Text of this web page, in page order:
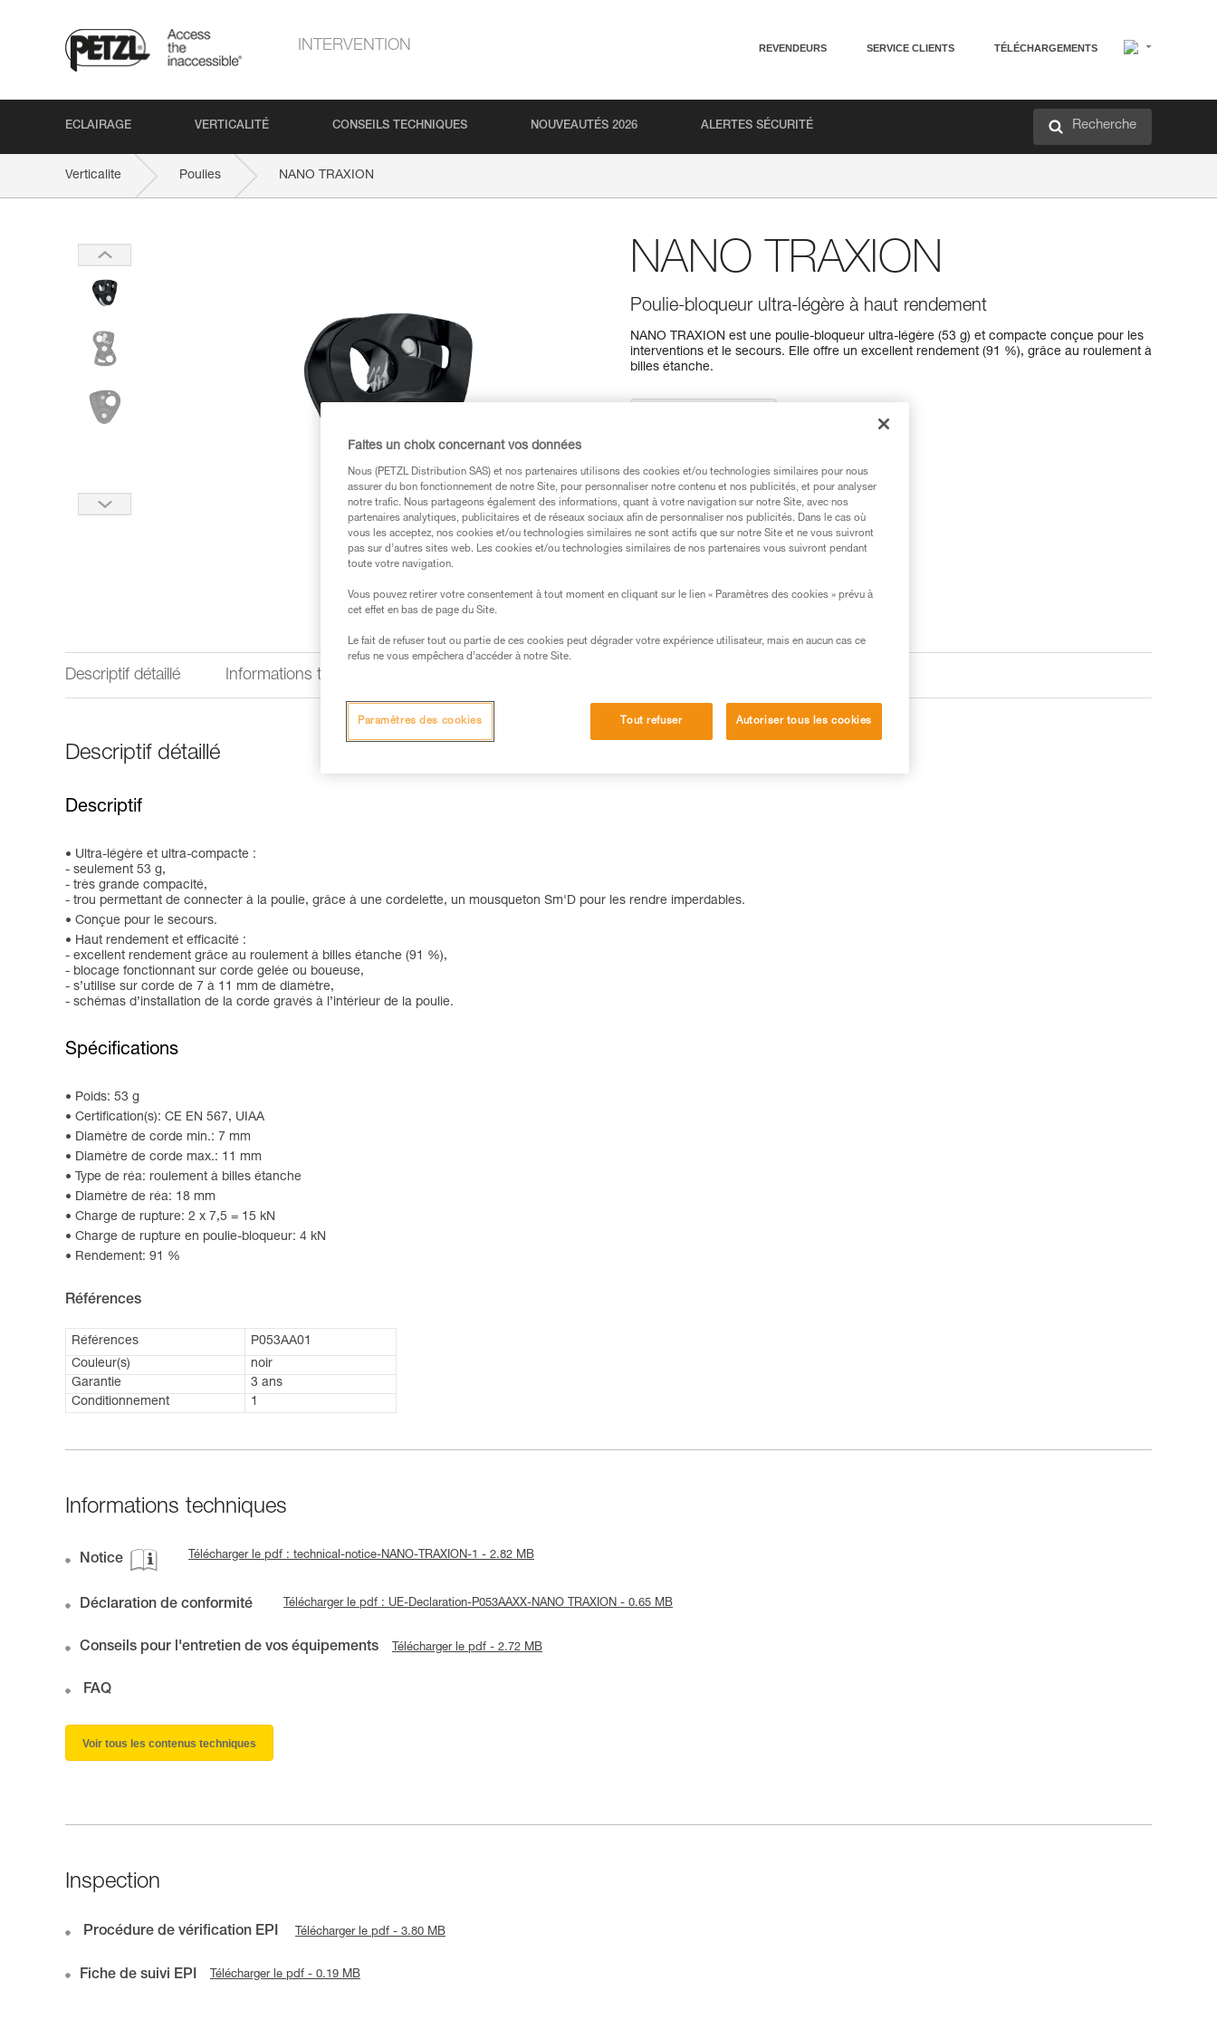
INTERVENTION REVENDEURS SERVICE CLIENTS TÉLÉCHARGEMENTS
ECLAIRAGE VERTICALITÉ CONSEILS TECHNIQUES NOUVEAUTÉS 2026 ALERTES SÉCURITÉ Recherche
Verticalite Poulies NANO TRAXION
NANO TRAXION
Poulie-bloqueur ultra-légère à haut rendement
NANO TRAXION est une poulie-bloqueur ultra-légère (53 g) et compacte conçue pour les
interventions et le secours. Elle offre un excellent rendement (91 %), grâce au roulement à
billes étanche.
Descriptif détaillé Informations techniques
Descriptif détaillé
Descriptif
Ultra-légère et ultra-compacte :
- seulement 53 g,
- très grande compacité,
- trou permettant de connecter à la poulie, grâce à une cordelette, un mousqueton Sm'D pour les rendre imperdables.
Conçue pour le secours.
Haut rendement et efficacité :
- excellent rendement grâce au roulement à billes étanche (91 %),
- blocage fonctionnant sur corde gelée ou boueuse,
- s’utilise sur corde de 7 à 11 mm de diamètre,
- schémas d’installation de la corde gravés à l’intérieur de la poulie.
Spécifications
Poids: 53 g
Certification(s): CE EN 567, UIAA
Diamètre de corde min.: 7 mm
Diamètre de corde max.: 11 mm
Type de réa: roulement à billes étanche
Diamètre de réa: 18 mm
Charge de rupture: 2 x 7,5 = 15 kN
Charge de rupture en poulie-bloqueur: 4 kN
Rendement: 91 %
Références
Références
P053AA01
Couleur(s)
noir
Garantie
3 ans
Conditionnement
1
Informations techniques
Notice Télécharger le pdf : technical-notice-NANO-TRAXION-1 - 2.82 MB
Déclaration de conformité Télécharger le pdf : UE-Declaration-P053AAXX-NANO TRAXION - 0.65 MB
Conseils pour l'entretien de vos équipements Télécharger le pdf - 2.72 MB
FAQ
Voir tous les contenus techniques
Inspection
Procédure de vérification EPI Télécharger le pdf - 3.80 MB
Fiche de suivi EPI Télécharger le pdf - 0.19 MB
Faites un choix concernant vos données
Nous (PETZL Distribution SAS) et nos partenaires utilisons des cookies et/ou technologies similaires pour nous
assurer du bon fonctionnement de notre Site, pour personnaliser notre contenu et nos publicités, et pour analyser
notre trafic. Nous partageons également des informations, quant à votre navigation sur notre Site, avec nos
partenaires analytiques, publicitaires et de réseaux sociaux afin de personnaliser nos publicités. Dans le cas où
vous les acceptez, nos cookies et/ou technologies similaires ne sont actifs que sur notre Site et ne vous suivront
pas sur d’autres sites web. Les cookies et/ou technologies similaires de nos partenaires vous suivront pendant
toute votre navigation.
Vous pouvez retirer votre consentement à tout moment en cliquant sur le lien « Paramètres des cookies » prévu à
cet effet en bas de page du Site.
Le fait de refuser tout ou partie de ces cookies peut dégrader votre expérience utilisateur, mais en aucun cas ce
refus ne vous empêchera d’accéder à notre Site.
Tout refuser Autoriser tous les cookies
Paramètres des cookies